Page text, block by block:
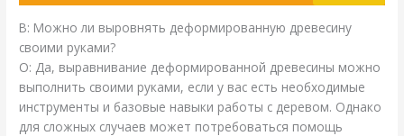
В: Можно ли выровнять деформированную древесину
своими руками?
О: Да, выравнивание деформированной древесины можно
выполнить своими руками, если у вас есть необходимые
инструменты и базовые навыки работы с деревом. Однако
для сложных случаев может потребоваться помощь